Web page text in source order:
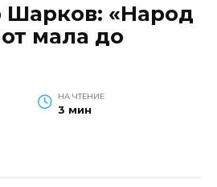
Шарков: «Народ
мала до
НА ЧТЕНИЕ
3 мин